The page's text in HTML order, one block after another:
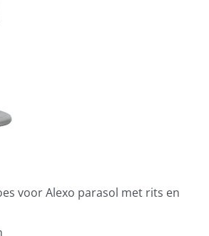
voor Alexo parasol met rits en